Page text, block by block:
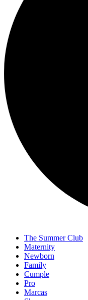
The Summer Club
Maternity
Newborn
Family
Cumple
Pro
Marcas